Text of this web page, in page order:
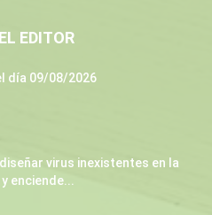
EDITOR
día 09/08/2026
virus inexistentes en la
enciende...